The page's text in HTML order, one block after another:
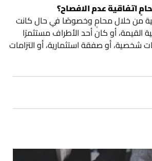
اتفاقية عدم الافصاح؟
من خلال محامٍ وخصوصًا في حال كانت
القيمة، أو كان أحد الأطراف مستثمرًا
شخصية، أو صفقة استثمارية، أو التزامات